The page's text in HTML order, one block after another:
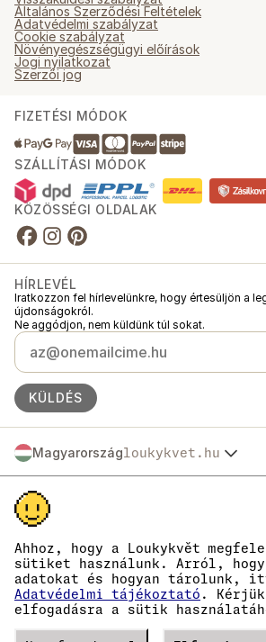
Ahhoz, hogy a Loukykvět
sütiket használunk. Arról,
adatokat és hogyan tárolunk,
Adatvédelmi tájékoztató .
elfogadásra a sütik
Általános Szerződési Feltételek
Adatvédelmi szabályzat
Cookie szabályzat
Növényegészségügyi előírások
Jogi nyilatkozat
Szerzői jog
FIZETÉSI MÓDOK
SZÁLLÍTÁSI MÓDOK
KÖZÖSSÉGI OLDALAK
HÍRLEVÉL
Iratkozzon fel hírlevelünkre, hogy értesüljön a
újdonságokról.
Ne aggódjon, nem küldünk túl sokat.
KÜLDÉS
Magyarországloukykvet.hu
Česko
Slovensko
Polska
Österreich
Deutschland
France
België
Danmark
Eesti
España
A Loukykvět s.r.o. a Prágai Városi Bíróság által
szakasz, 268616 betétszám alatt van
nyilvántartva.
A növényútlevelek kiállításához a 0636-os
használjuk.
Cégjegyzékszámunk: 05663687, adószámunk:
A hivatalos tárhely azonosítója: eng827q.
EORI számunk: CZ05663687.